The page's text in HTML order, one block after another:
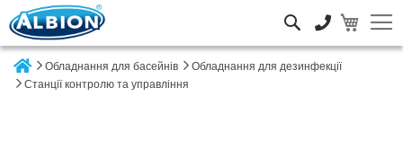
Обладнання для басейнів
Обладнання для дезинфекції
Станції контролю та управління